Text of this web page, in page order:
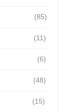
(85)
(11)
(6)
(48)
(15)